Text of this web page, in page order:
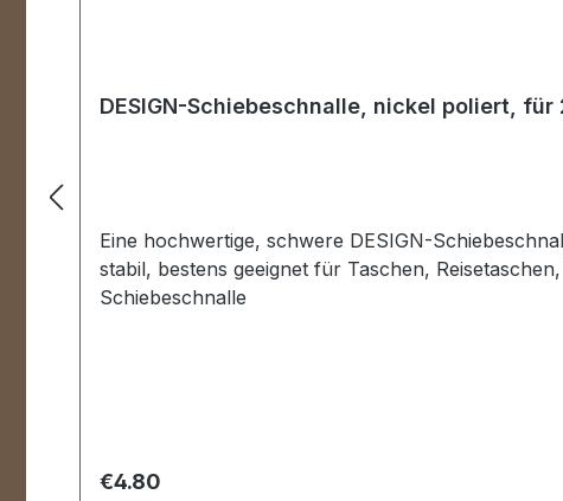
DESIGN-Schiebeschnalle, nickel poliert, für
Eine hochwertige, schwere DESIGN-
stabil, bestens geeignet für Taschen,
Schiebeschnalle
Regular price:
€4.80